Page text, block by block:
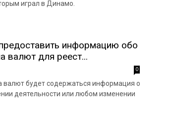
играл в Динамо.
информацию обо
валют для реест...
0
валют будет содержаться информация о
деятельности или любом изменении